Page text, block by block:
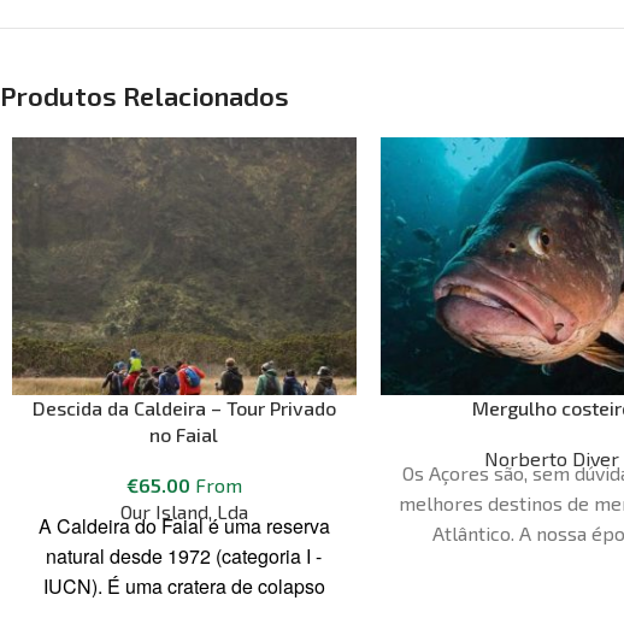
Produtos Relacionados
Descida da Caldeira – Tour Privado
no Faial
€65.00 From
Our Island, Lda
A Caldeira do Faial é uma reserva
natural desde 1972 (categoria I -
IUCN). É uma cratera de colapso
Mergulho
Norberto Diver
Os Açores são, sem
melhores destinos de
Atlântico. A nossa